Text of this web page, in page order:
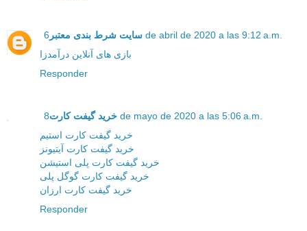
سایت شرط بندی معتبر 6 de abril de 2020 a las 9:12 a.m.
بازی های آنلاین درآمدزا
Responder
خرید گیفت کارت 8 de mayo de 2020 a las 5:06 a.m.
خرید گیفت کارت استیم
خرید گیفت کارت آیتیونز
خرید گیفت کارت پلی استیشن
خرید گیفت کارت گوگل پلی
خرید گیفت کارت ارزان
Responder